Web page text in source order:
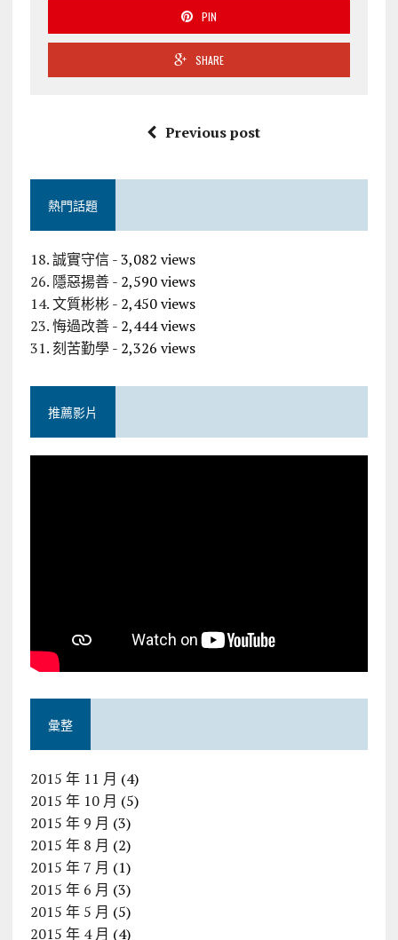
PIN
SHARE
Previous post
熱門話題
18. 誠實守信- 3,082 views
26. 隱惡揚善- 2,590 views
14. 文質彬彬 - 2,450 views
23. 悔過改善- 2,444 views
31. 刻苦勤學- 2,326 views
推薦影片
彙整
2015 年 11 月 (4)
2015 年 10 月 (5)
2015 年 9 月 (3)
2015 年 8 月 (2)
2015 年 7 月 (1)
2015 年 6 月 (3)
2015 年 5 月 (5)
2015 年 4 月 (4)